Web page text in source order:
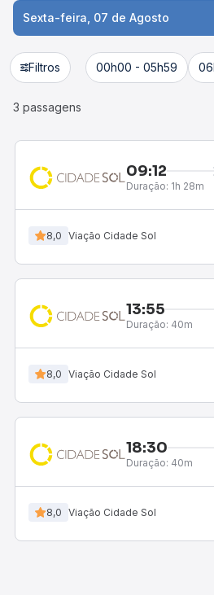
Sexta-feira, 07 de Agosto
Filtros 00h00 - 05h59
3 passagens
09:12
Duração: 1h 28m
8,0 Viação Cidade Sol
13:55
Duração: 40m
8,0 Viação Cidade Sol
18:30
Duração: 40m
8,0 Viação Cidade Sol